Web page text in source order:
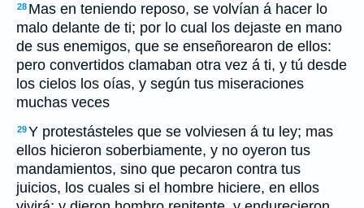
28 Mas en teniendo reposo, se volvían á hacer lo
malo delante de ti; por lo cual los dejaste en mano
de sus enemigos, que se enseñorearon de ellos:
pero convertidos clamaban otra vez á ti, y tú desde
los cielos los oías, y según tus miseraciones
muchas veces
29Y protestásteles que se volviesen á tu ley; mas
ellos hicieron soberbiamente, y no oyeron tus
mandamientos, sino que pecaron contra tus
juicios, los cuales si el hombre hiciere, en ellos